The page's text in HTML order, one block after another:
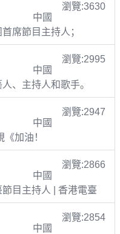
瀏覽:3630
中國
席節目主持人；
瀏覽:2995
中國
、主持人和歌手。
瀏覽:2947
中國
加油！
瀏覽:2866
中國
目主持人 | 香港電臺
瀏覽:2854
中國